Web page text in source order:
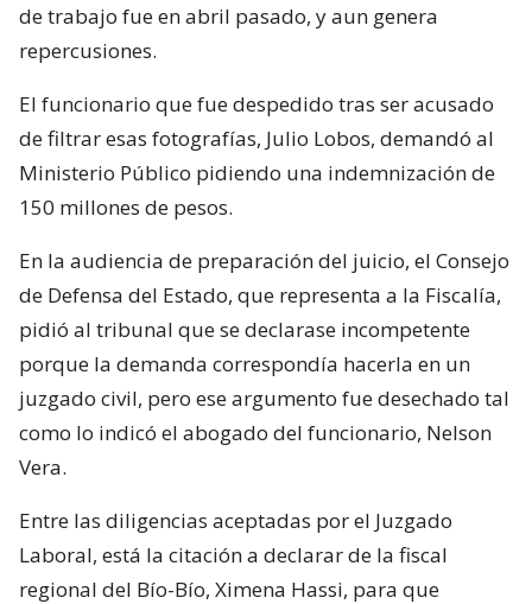
de trabajo fue en abril pasado, y aun genera
repercusiones.
El funcionario que fue despedido tras ser acusado
de filtrar esas fotografías, Julio Lobos, demandó al
Ministerio Público pidiendo una indemnización de
150 millones de pesos.
En la audiencia de preparación del juicio, el Consejo
de Defensa del Estado, que representa a la Fiscalía,
pidió al tribunal que se declarase incompetente
porque la demanda correspondía hacerla en un
juzgado civil, pero ese argumento fue desechado tal
como lo indicó el abogado del funcionario, Nelson
Vera.
Entre las diligencias aceptadas por el Juzgado
Laboral, está la citación a declarar de la fiscal
regional del Bío-Bío, Ximena Hassi, para que